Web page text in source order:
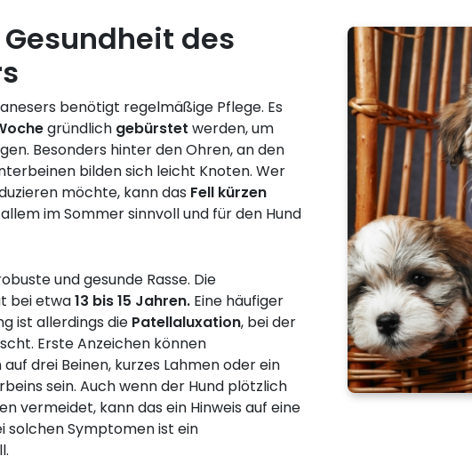
des
benötigt regelmäßige Pflege. Es
gründlich gebürstet werden, um
Besonders hinter den Ohren, an den
bilden sich leicht Knoten. Wer
möchte, kann das Fell kürzen
im Sommer sinnvoll und für den Hund
und gesunde Rasse. Die
bei etwa13 bis 15 Jahren. Eine häufiger
ist allerdings die Patellaluxation, bei der
Erste Anzeichen können
drei Beinen, kurzes Lahmen oder ein
sein. Auch wenn der Hund plötzlich
vermeidet, kann das ein Hinweis auf eine
solchen Symptomen ist ein